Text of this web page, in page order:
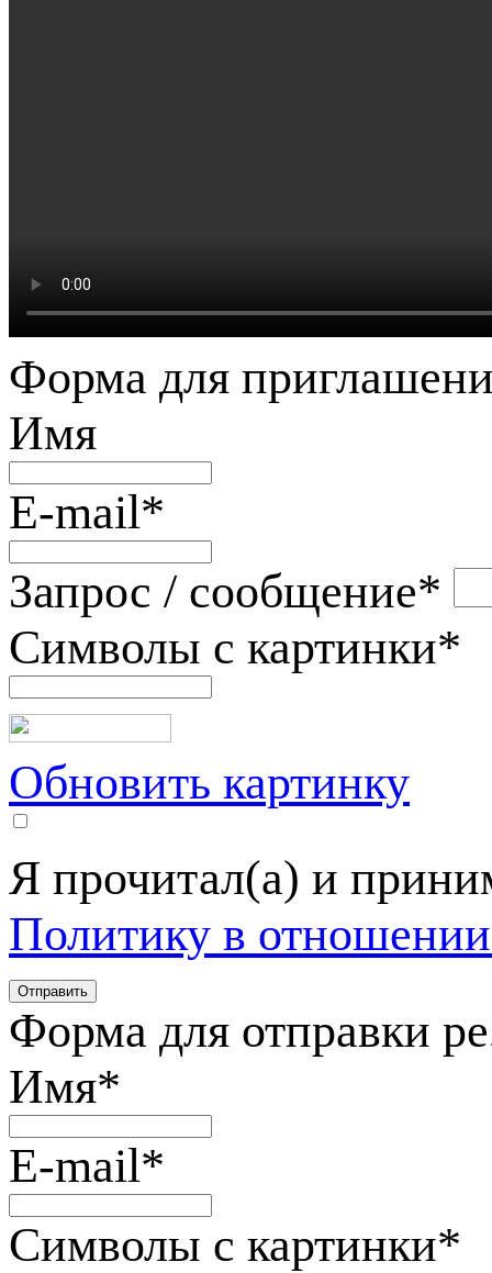
Форма для
Имя
E-mail*
Запрос / сообщение*
Символы с картинки*
Обновить картинку
Я прочитал(а) и
Политику в
Форма для отправки
Имя*
E-mail*
Символы с картинки*